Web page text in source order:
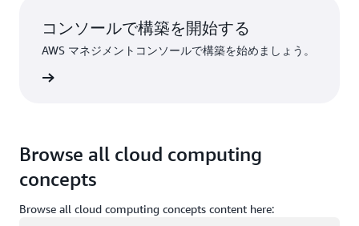
コンソールで構築を開始する
AWS マネジメントコンソールで構築を始めましょう。
Browse all cloud computing
concepts
Browse all cloud computing concepts content here: